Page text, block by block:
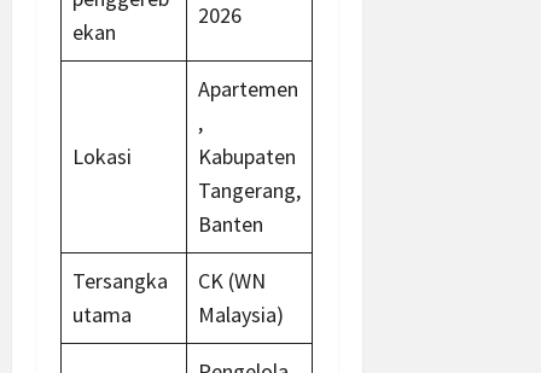
ekan
2026
Lokasi
Apartemen
,
Kabupaten
Tangerang,
Banten
Tersangka
utama
CK (WN
Malaysia)